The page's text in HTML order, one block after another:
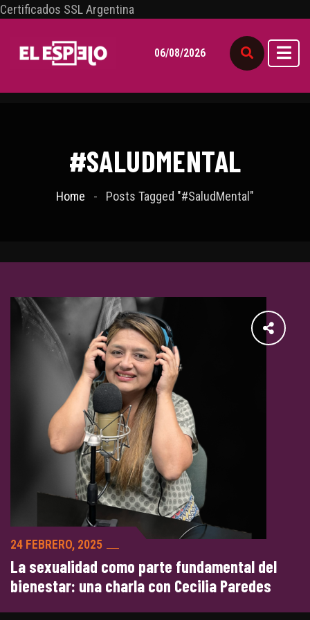
Certificados SSL Argentina
06/08/2026
#SALUDMENTAL
Home Posts Tagged "#SaludMental"
24 FEBRERO, 2025
La sexualidad como parte fundamental del
bienestar: una charla con Cecilia Paredes